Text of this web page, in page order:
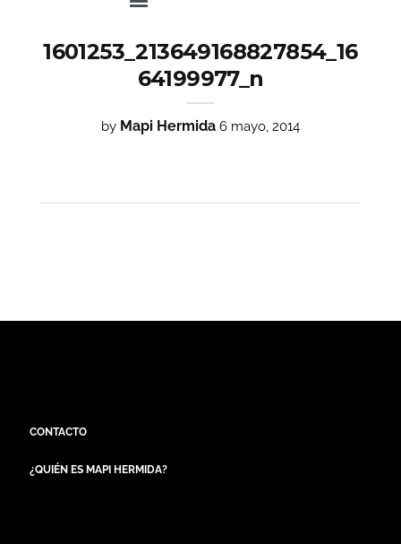
1601253_213649168827854_16
64199977_n
by Mapi Hermida 6 mayo, 2014
CONTACTO
¿QUIÉN ES MAPI HERMIDA?